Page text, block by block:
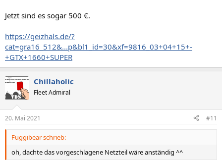
Jetzt sind es sogar 500 €.
https://geizhals.de/?
cat=gra16_512&...p&bl1_id=30&xf=9816_03+04+15+-
+GTX+1660+SUPER
Chillaholic
Fleet Admiral
20. Mai 2021 #11
Fuggibear schrieb:
oh, dachte das vorgeschlagene Netzteil wäre anständig ^^